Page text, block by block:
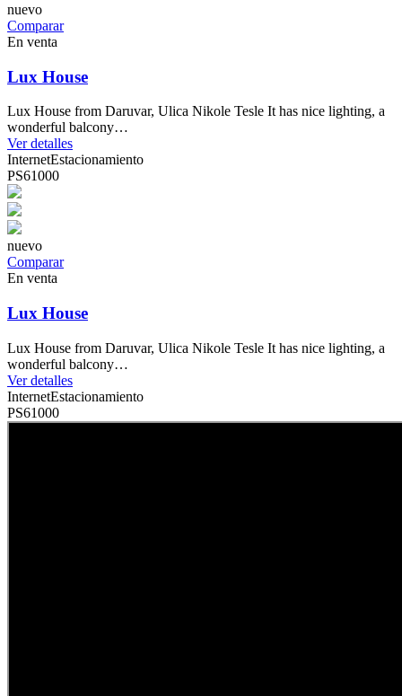
nuevo
Comparar
En venta
Lux House
Lux House from Daruvar, Ulica Nikole Tesle It has nice lighting, a
wonderful balcony…
Ver detalles
InternetEstacionamiento
PS61000
nuevo
Comparar
En venta
Lux House
Lux House from Daruvar, Ulica Nikole Tesle It has nice lighting, a
wonderful balcony…
Ver detalles
InternetEstacionamiento
PS61000